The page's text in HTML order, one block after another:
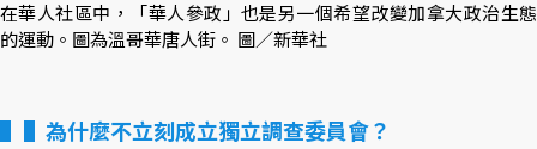
在華人社區中，「華人參政」也是另一個希望改變加拿大政治生態
的運動。圖為溫哥華唐人街。 圖／新華社
▌為什麼不立刻成立獨立調查委員會？